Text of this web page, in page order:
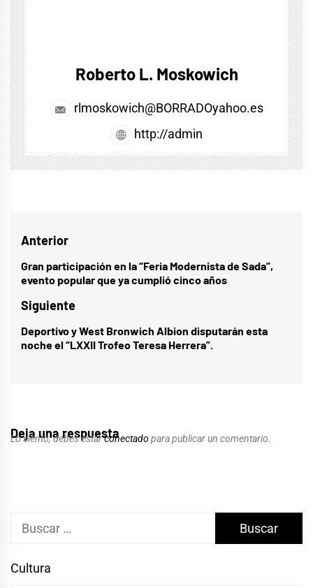
Roberto L. Moskowich
rlmoskowich@BORRADOyahoo.es
http://admin
Navegación
de
entradas
Anterior
Entrada
anterior:
Gran participación en la “Feria Modernista de Sada”,
evento popular que ya cumplió cinco años
Siguiente
Entrada
siguiente:
Deportivo y West Bronwich Albion disputarán esta
noche el “LXXII Trofeo Teresa Herrera”.
Deja una respuesta
Lo siento, debes estarconectado para publicar un comentario.
Buscar:
Cultura